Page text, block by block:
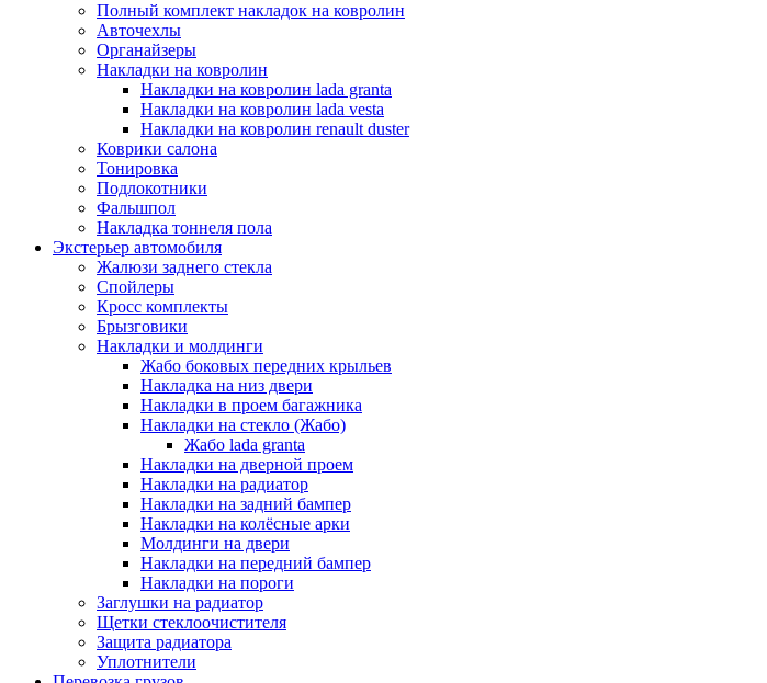
Полный комплект накладок на ковролин
Авточехлы
Органайзеры
Накладки на ковролин
Накладки на ковролин lada granta
Накладки на ковролин lada vesta
Накладки на ковролин renault duster
Коврики салона
Тонировка
Подлокотники
Фальшпол
Накладка тоннеля пола
Экстерьер автомобиля
Жалюзи заднего стекла
Спойлеры
Кросс комплекты
Брызговики
Накладки и молдинги
Жабо боковых передних крыльев
Накладка на низ двери
Накладки в проем багажника
Накладки на стекло (Жабо)
Жабо lada granta
Накладки на дверной проем
Накладки на радиатор
Накладки на задний бампер
Накладки на колёсные арки
Молдинги на двери
Накладки на передний бампер
Накладки на пороги
Заглушки на радиатор
Щетки стеклоочистителя
Защита радиатора
Уплотнители